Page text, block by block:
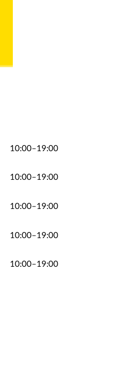
10:00–19:00
10:00–19:00
10:00–19:00
10:00–19:00
10:00–19:00